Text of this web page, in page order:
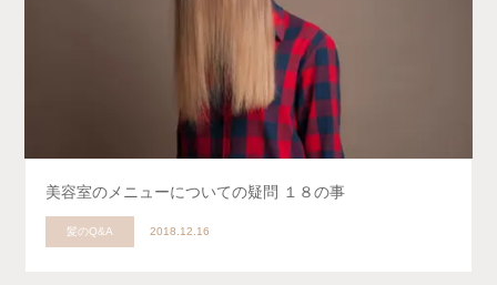
美容室のメニューについての疑問 １８の事
髪のQ&A 2018.12.16